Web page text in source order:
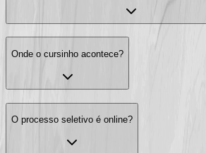
Onde o cursinho acontece?
O processo seletivo é online?